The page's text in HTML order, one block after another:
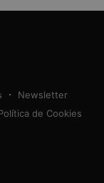
Newsletter
de Cookies